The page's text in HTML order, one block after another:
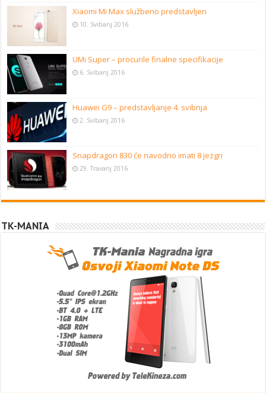
Xiaomi Mi Max službeno predstavljen
10. Svibanj 2016
UMi Super – procurile finalne specifikacije
6. Svibanj 2016
Huawei G9 – predstavljanje 4. svibnja
2. Svibanj 2016
Snapdragon 830 će navodno imati 8 jezgri
29. Travanj 2016
TK-MANIA